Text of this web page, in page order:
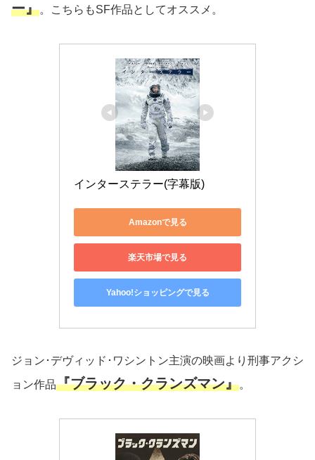
ー』。こちらもSF作品としてオススメ。
インターステラー(字幕版)
Amazonで見る
楽天市場で見る
Yahoo!ショッピングで見る
ジョン･デヴィッド･ワシントン主演の映画より刑事アクシ
ョン作品『ブラック・クランズマン』。